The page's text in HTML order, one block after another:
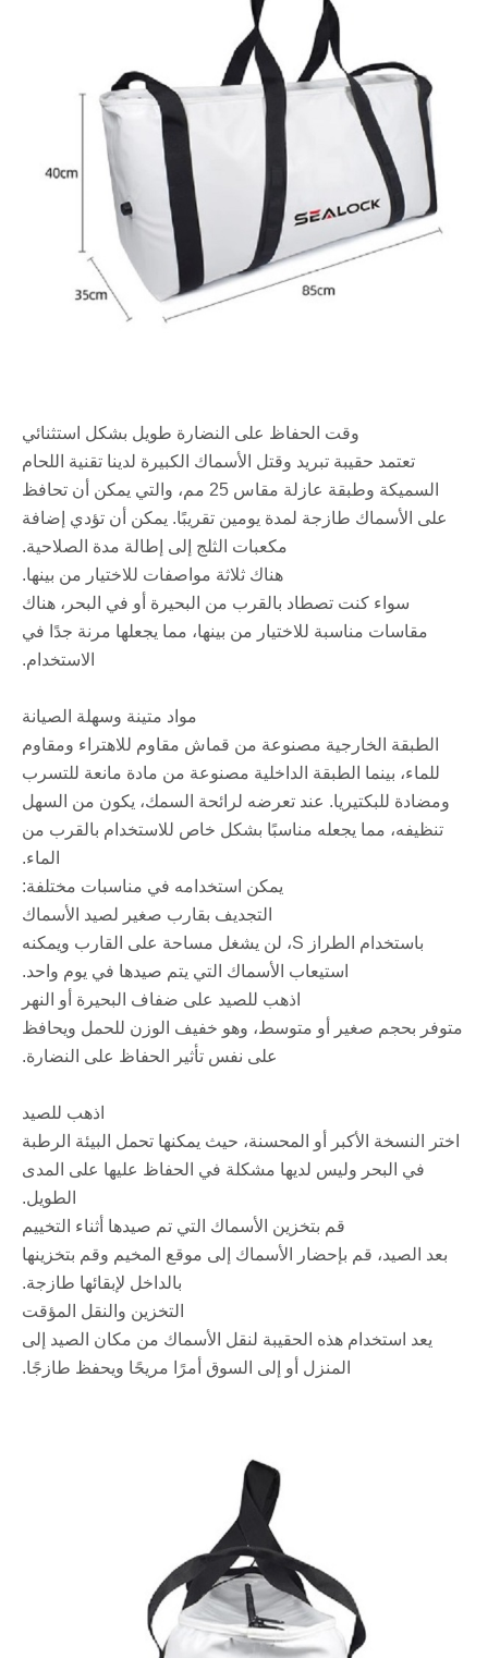
وقت الحفاظ على النضارة طويل بشكل استثنائي
تعتمد حقيبة تبريد وقتل الأسماك الكبيرة لدينا تقنية اللحام
السميكة وطبقة عازلة مقاس 25 مم، والتي يمكن أن تحافظ
على الأسماك طازجة لمدة يومين تقريبًا. يمكن أن تؤدي إضافة
مكعبات الثلج إلى إطالة مدة الصلاحية.
هناك ثلاثة مواصفات للاختيار من بينها.
سواء كنت تصطاد بالقرب من البحيرة أو في البحر، هناك
مقاسات مناسبة للاختيار من بينها، مما يجعلها مرنة جدًا في
الاستخدام.
مواد متينة وسهلة الصيانة
الطبقة الخارجية مصنوعة من قماش مقاوم للاهتراء ومقاوم
للماء، بينما الطبقة الداخلية مصنوعة من مادة مانعة للتسرب
ومضادة للبكتيريا. عند تعرضه لرائحة السمك، يكون من السهل
تنظيفه، مما يجعله مناسبًا بشكل خاص للاستخدام بالقرب من
الماء.
يمكن استخدامه في مناسبات مختلفة:
التجديف بقارب صغير لصيد الأسماك
باستخدام الطراز S، لن يشغل مساحة على القارب ويمكنه
استيعاب الأسماك التي يتم صيدها في يوم واحد.
اذهب للصيد على ضفاف البحيرة أو النهر
متوفر بحجم صغير أو متوسط، وهو خفيف الوزن للحمل ويحافظ
على نفس تأثير الحفاظ على النضارة.
اذهب للصيد
اختر النسخة الأكبر أو المحسنة، حيث يمكنها تحمل البيئة الرطبة
في البحر وليس لديها مشكلة في الحفاظ عليها على المدى
الطويل.
قم بتخزين الأسماك التي تم صيدها أثناء التخييم
بعد الصيد، قم بإحضار الأسماك إلى موقع المخيم وقم بتخزينها
بالداخل لإبقائها طازجة.
التخزين والنقل المؤقت
يعد استخدام هذه الحقيبة لنقل الأسماك من مكان الصيد إلى
المنزل أو إلى السوق أمرًا مريحًا ويحفظ طازجًا.